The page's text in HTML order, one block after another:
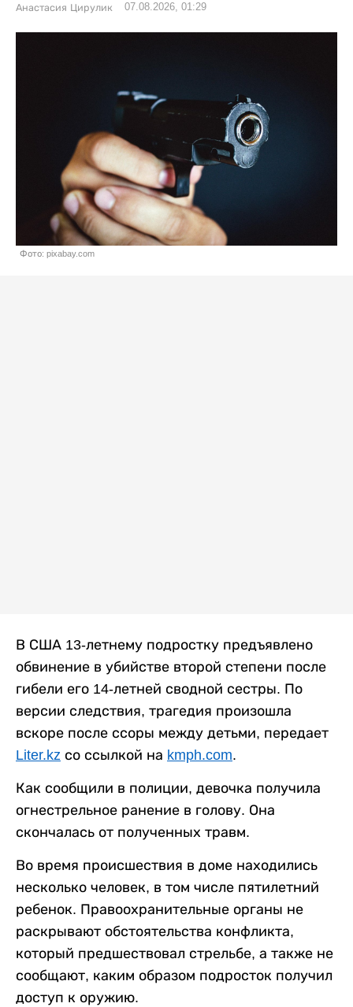
Анастасия Цирулик 07.08.2026, 01:29
Фото: pixabay.com
В США 13-летнему подростку предъявлено
обвинение в убийстве второй степени после
гибели его 14-летней сводной сестры. По
версии следствия, трагедия произошла
вскоре после ссоры между детьми, передает
Liter.kz со ссылкой на kmph.com.
Как сообщили в полиции, девочка получила
огнестрельное ранение в голову. Она
скончалась от полученных травм.
Во время происшествия в доме находились
несколько человек, в том числе пятилетний
ребенок. Правоохранительные органы не
раскрывают обстоятельства конфликта,
который предшествовал стрельбе, а также не
сообщают, каким образом подросток получил
доступ к оружию.